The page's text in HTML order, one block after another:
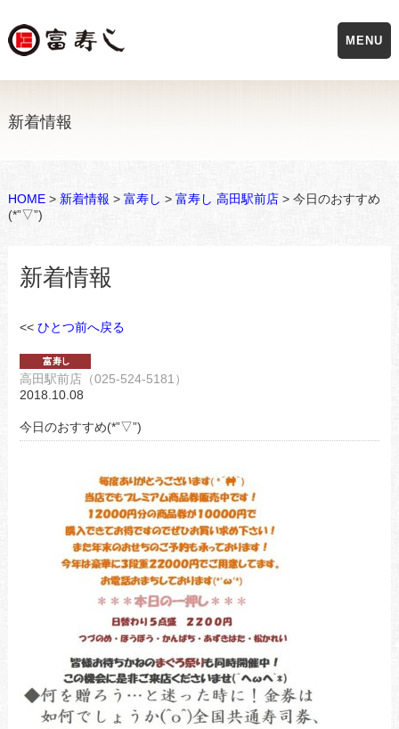
新着情報
HOME> 新着情報 > 富寿し > 富寿し 高田駅前店> 今日のおすすめ
(*”▽”)
新着情報
<< ひとつ前へ戻る
高田駅前店（025-524-5181）
2018.10.08
今日のおすすめ(*”▽”)
MENU